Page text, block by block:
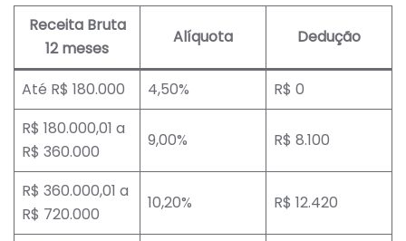
Receita Bruta
12 meses
Alíquota Dedução
Até R$ 180.000 4,50%
R$ 0
R$ 180.000,01 a
R$ 360.000
9,00% R$ 8.100
R$ 360.000,01 a
R$ 720.000
10,20% R$ 12.420